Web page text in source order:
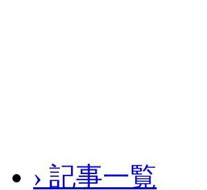
› 記事一覧